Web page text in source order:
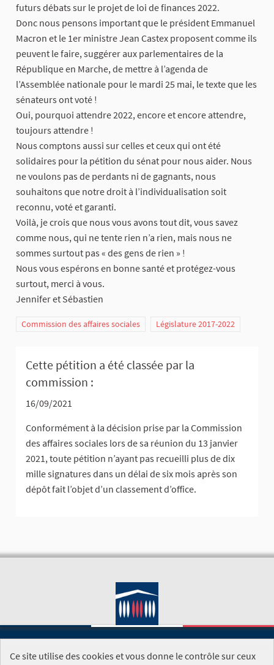
futurs débats sur le projet de loi de finances 2022.
Donc nous pensons important que le président Emmanuel
Macron et le 1er ministre Jean Castex proposent comme ils
peuvent le faire, suggérer aux parlementaires de la
République en Marche, de mettre à l’agenda de
l’Assemblée nationale pour le mardi 25 mai, le texte que les
sénateurs ont voté !
Oui, pourquoi attendre 2022, encore et encore attendre,
toujours attendre !
Nous comptons aussi sur celles et ceux qui ont été
solidaires pour la pétition du sénat pour nous aider. Nous
ne voulons pas de perdants ni de gagnants, nous
souhaitons que notre droit à l’individualisation soit
reconnu, voté et garanti.
Voilà, je crois que nous vous avons tout dit, vous savez
comme nous, qui ne tente rien n’a rien, mais nous ne
sommes surtout pas « des gens de rien » !
Nous vous espérons en bonne santé et protégez-vous
surtout, merci à vous.
Jennifer et Sébastien
Commission des affaires sociales Législature 2017-2022
Cette pétition a été classée par la
commission :
16/09/2021
Conformément à la décision prise par la Commission
des affaires sociales lors de sa réunion du 13 janvier
2021, toute pétition n’ayant pas recueilli plus de dix
mille signatures dans un délai de six mois après son
dépôt fait l’objet d’un classement d’office.
SITE DE L'ASSEMBLÉE NATIONALE
Ce site utilise des cookies et vous donne le contrôle sur ceux